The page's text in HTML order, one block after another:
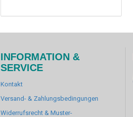
INFORMATION &
SERVICE
Kontakt
Versand- & Zahlungsbedingungen
Widerrufsrecht & Muster-